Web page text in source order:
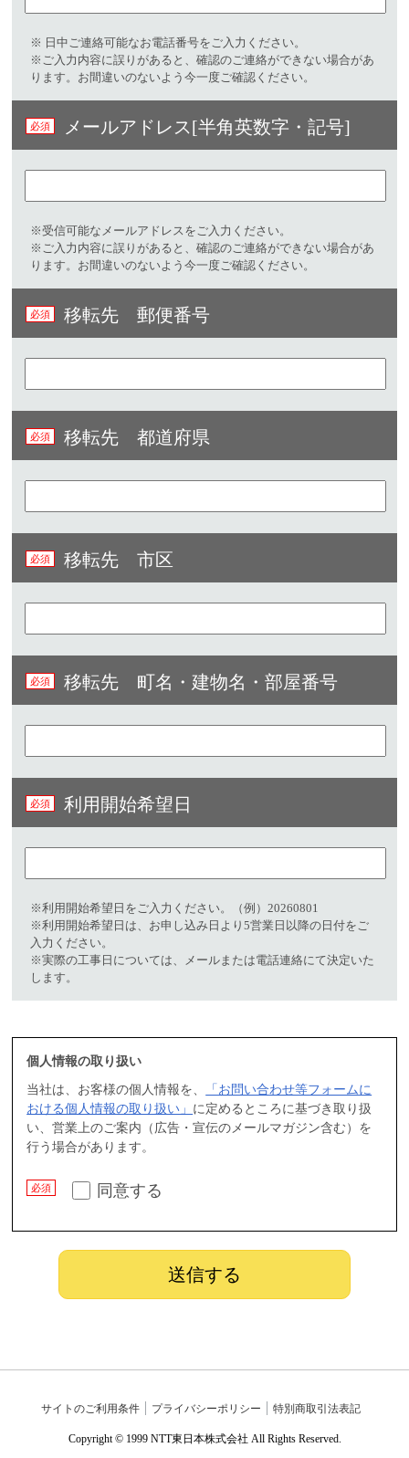
※ 日中ご連絡可能なお電話番号をご入力ください。​
※ご入力内容に誤りがあると、確認のご連絡ができない場合があ
ります。お間違いのないよう今一度ご確認ください。
メールアドレス[半角英数字・記号]​
※受信可能なメールアドレスをご入力ください。​
※ご入力内容に誤りがあると、確認のご連絡ができない場合があ
ります。お間違いのないよう今一度ご確認ください。
移転先 郵便番号
移転先 都道府県
移転先 市区
移転先 町名・建物名・部屋番号
利用開始希望日
※利用開始希望日をご入力ください。（例）20260801​
※利用開始希望日は、お申し込み日より5営業日以降の日付をご
入力ください。
※実際の工事日については、メールまたは電話連絡にて決定いた
します。​
個人情報の取り扱い
同意する
当社は、お客様の個人情報を、
「お問い合わせ等フォームに
おける個人情報の取り扱い」 に定めるところに基づき取り扱
い、営業上のご案内（広告・宣伝のメールマガジン含む）を
行う場合があります。
サイトのご利用条件 プライバシーポリシー 特別商取引法表記
Copyright © 1999 NTT東日本株式会社 All Rights Reserved.